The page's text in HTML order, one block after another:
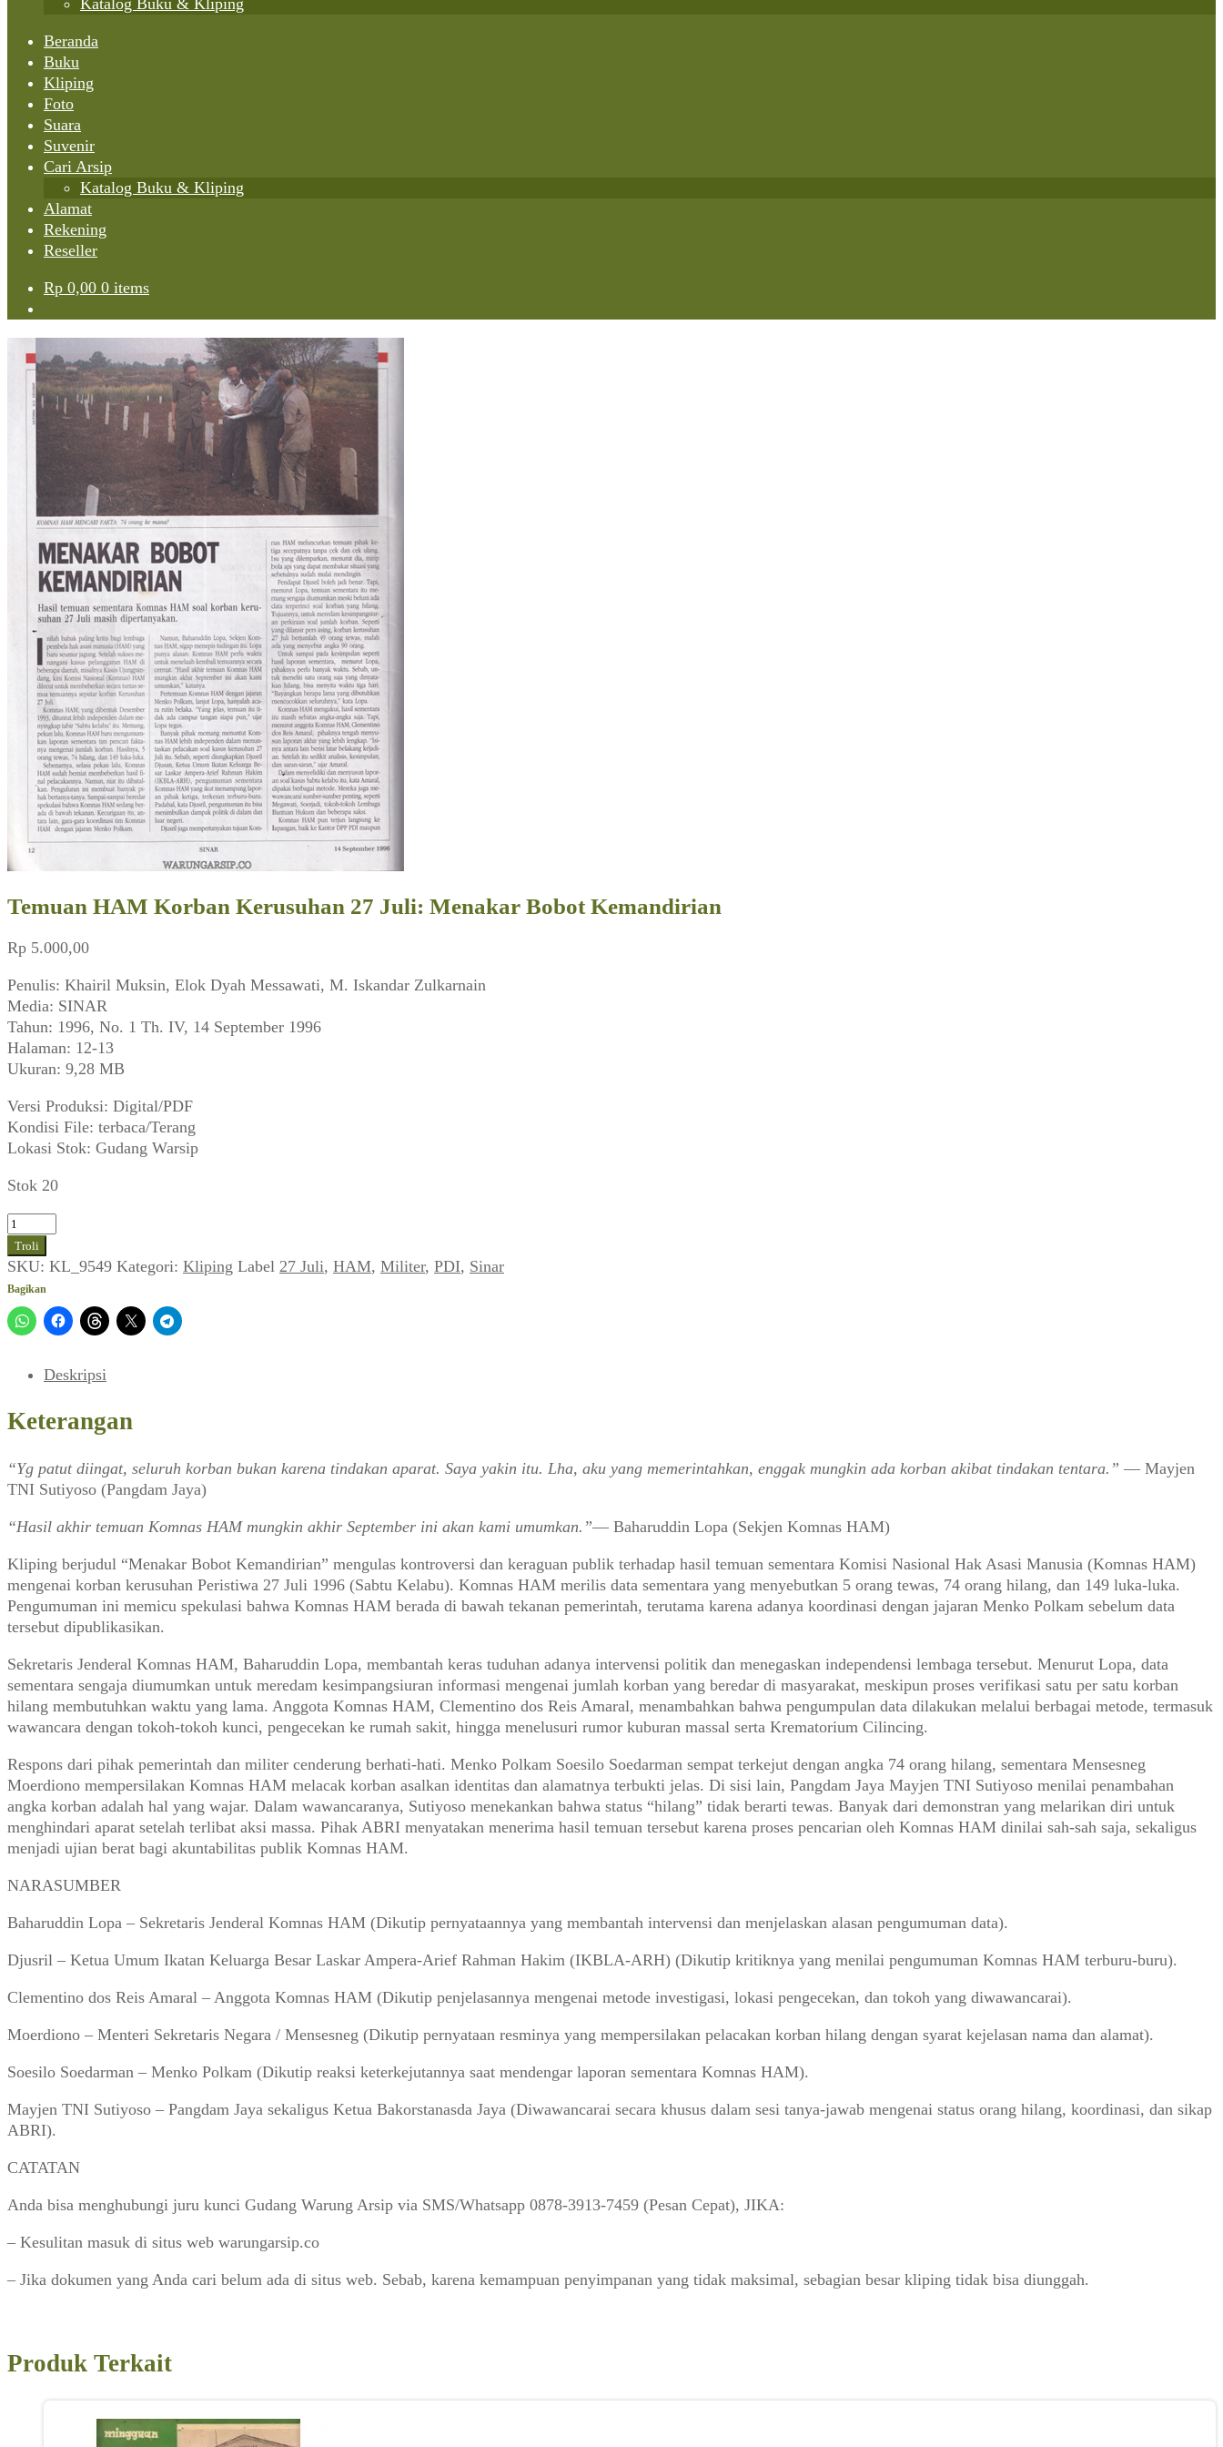
Katalog Buku & Kliping
Beranda
Buku
Kliping
Foto
Suara
Suvenir
Cari Arsip
Katalog Buku & Kliping
Alamat
Rekening
Reseller
Rp 0,00 0 items
Temuan HAM Korban Kerusuhan 27 Juli: Menakar Bobot Kemandirian
Rp 5.000,00
Penulis: Khairil Muksin, Elok Dyah Messawati, M. Iskandar Zulkarnain
Media: SINAR
Tahun: 1996, No. 1 Th. IV, 14 September 1996
Halaman: 12-13
Ukuran: 9,28 MB
Versi Produksi: Digital/PDF
Kondisi File: terbaca/Terang
Lokasi Stok: Gudang Warsip
Stok 20
Kuantitas
Temuan
HAM
Korban
Kerusuhan
27
Menakar
Kemandirian
Troli
SKU: KL_9549 Kategori: Kliping Label 27 Juli, HAM, Militer, PDI, Sinar
Bagikan
Deskripsi
Keterangan
“Yg patut diingat, seluruh korban bukan karena tindakan aparat. Saya yakin itu. Lha, aku yang memerintahkan, enggak mungkin ada korban akibat tindakan tentara.” — Mayjen
TNI Sutiyoso (Pangdam Jaya)
“Hasil akhir temuan Komnas HAM mungkin akhir September ini akan kami umumkan.”— Baharuddin Lopa (Sekjen Komnas HAM)
Kliping berjudul “Menakar Bobot Kemandirian” mengulas kontroversi dan keraguan publik terhadap hasil temuan sementara Komisi Nasional Hak Asasi Manusia (Komnas HAM)
mengenai korban kerusuhan Peristiwa 27 Juli 1996 (Sabtu Kelabu). Komnas HAM merilis data sementara yang menyebutkan 5 orang tewas, 74 orang hilang, dan 149 luka-luka.
Pengumuman ini memicu spekulasi bahwa Komnas HAM berada di bawah tekanan pemerintah, terutama karena adanya koordinasi dengan jajaran Menko Polkam sebelum data
tersebut dipublikasikan.
Sekretaris Jenderal Komnas HAM, Baharuddin Lopa, membantah keras tuduhan adanya intervensi politik dan menegaskan independensi lembaga tersebut. Menurut Lopa, data
sementara sengaja diumumkan untuk meredam kesimpangsiuran informasi mengenai jumlah korban yang beredar di masyarakat, meskipun proses verifikasi satu per satu korban
hilang membutuhkan waktu yang lama. Anggota Komnas HAM, Clementino dos Reis Amaral, menambahkan bahwa pengumpulan data dilakukan melalui berbagai metode, termasuk
wawancara dengan tokoh-tokoh kunci, pengecekan ke rumah sakit, hingga menelusuri rumor kuburan massal serta Krematorium Cilincing.
Respons dari pihak pemerintah dan militer cenderung berhati-hati. Menko Polkam Soesilo Soedarman sempat terkejut dengan angka 74 orang hilang, sementara Mensesneg
Moerdiono mempersilakan Komnas HAM melacak korban asalkan identitas dan alamatnya terbukti jelas. Di sisi lain, Pangdam Jaya Mayjen TNI Sutiyoso menilai penambahan
angka korban adalah hal yang wajar. Dalam wawancaranya, Sutiyoso menekankan bahwa status “hilang” tidak berarti tewas. Banyak dari demonstran yang melarikan diri untuk
menghindari aparat setelah terlibat aksi massa. Pihak ABRI menyatakan menerima hasil temuan tersebut karena proses pencarian oleh Komnas HAM dinilai sah-sah saja, sekaligus
menjadi ujian berat bagi akuntabilitas publik Komnas HAM.
NARASUMBER
Baharuddin Lopa – Sekretaris Jenderal Komnas HAM (Dikutip pernyataannya yang membantah intervensi dan menjelaskan alasan pengumuman data).
Djusril – Ketua Umum Ikatan Keluarga Besar Laskar Ampera-Arief Rahman Hakim (IKBLA-ARH) (Dikutip kritiknya yang menilai pengumuman Komnas HAM terburu-buru).
Clementino dos Reis Amaral – Anggota Komnas HAM (Dikutip penjelasannya mengenai metode investigasi, lokasi pengecekan, dan tokoh yang diwawancarai).
Moerdiono – Menteri Sekretaris Negara / Mensesneg (Dikutip pernyataan resminya yang mempersilakan pelacakan korban hilang dengan syarat kejelasan nama dan alamat).
Soesilo Soedarman – Menko Polkam (Dikutip reaksi keterkejutannya saat mendengar laporan sementara Komnas HAM).
Mayjen TNI Sutiyoso – Pangdam Jaya sekaligus Ketua Bakorstanasda Jaya (Diwawancarai secara khusus dalam sesi tanya-jawab mengenai status orang hilang, koordinasi, dan sikap
ABRI).
CATATAN
Anda bisa menghubungi juru kunci Gudang Warung Arsip via SMS/Whatsapp 0878-3913-7459 (Pesan Cepat), JIKA:
– Kesulitan masuk di situs web warungarsip.co
– Jika dokumen yang Anda cari belum ada di situs web. Sebab, karena kemampuan penyimpanan yang tidak maksimal, sebagian besar kliping tidak bisa diunggah.
Produk Terkait